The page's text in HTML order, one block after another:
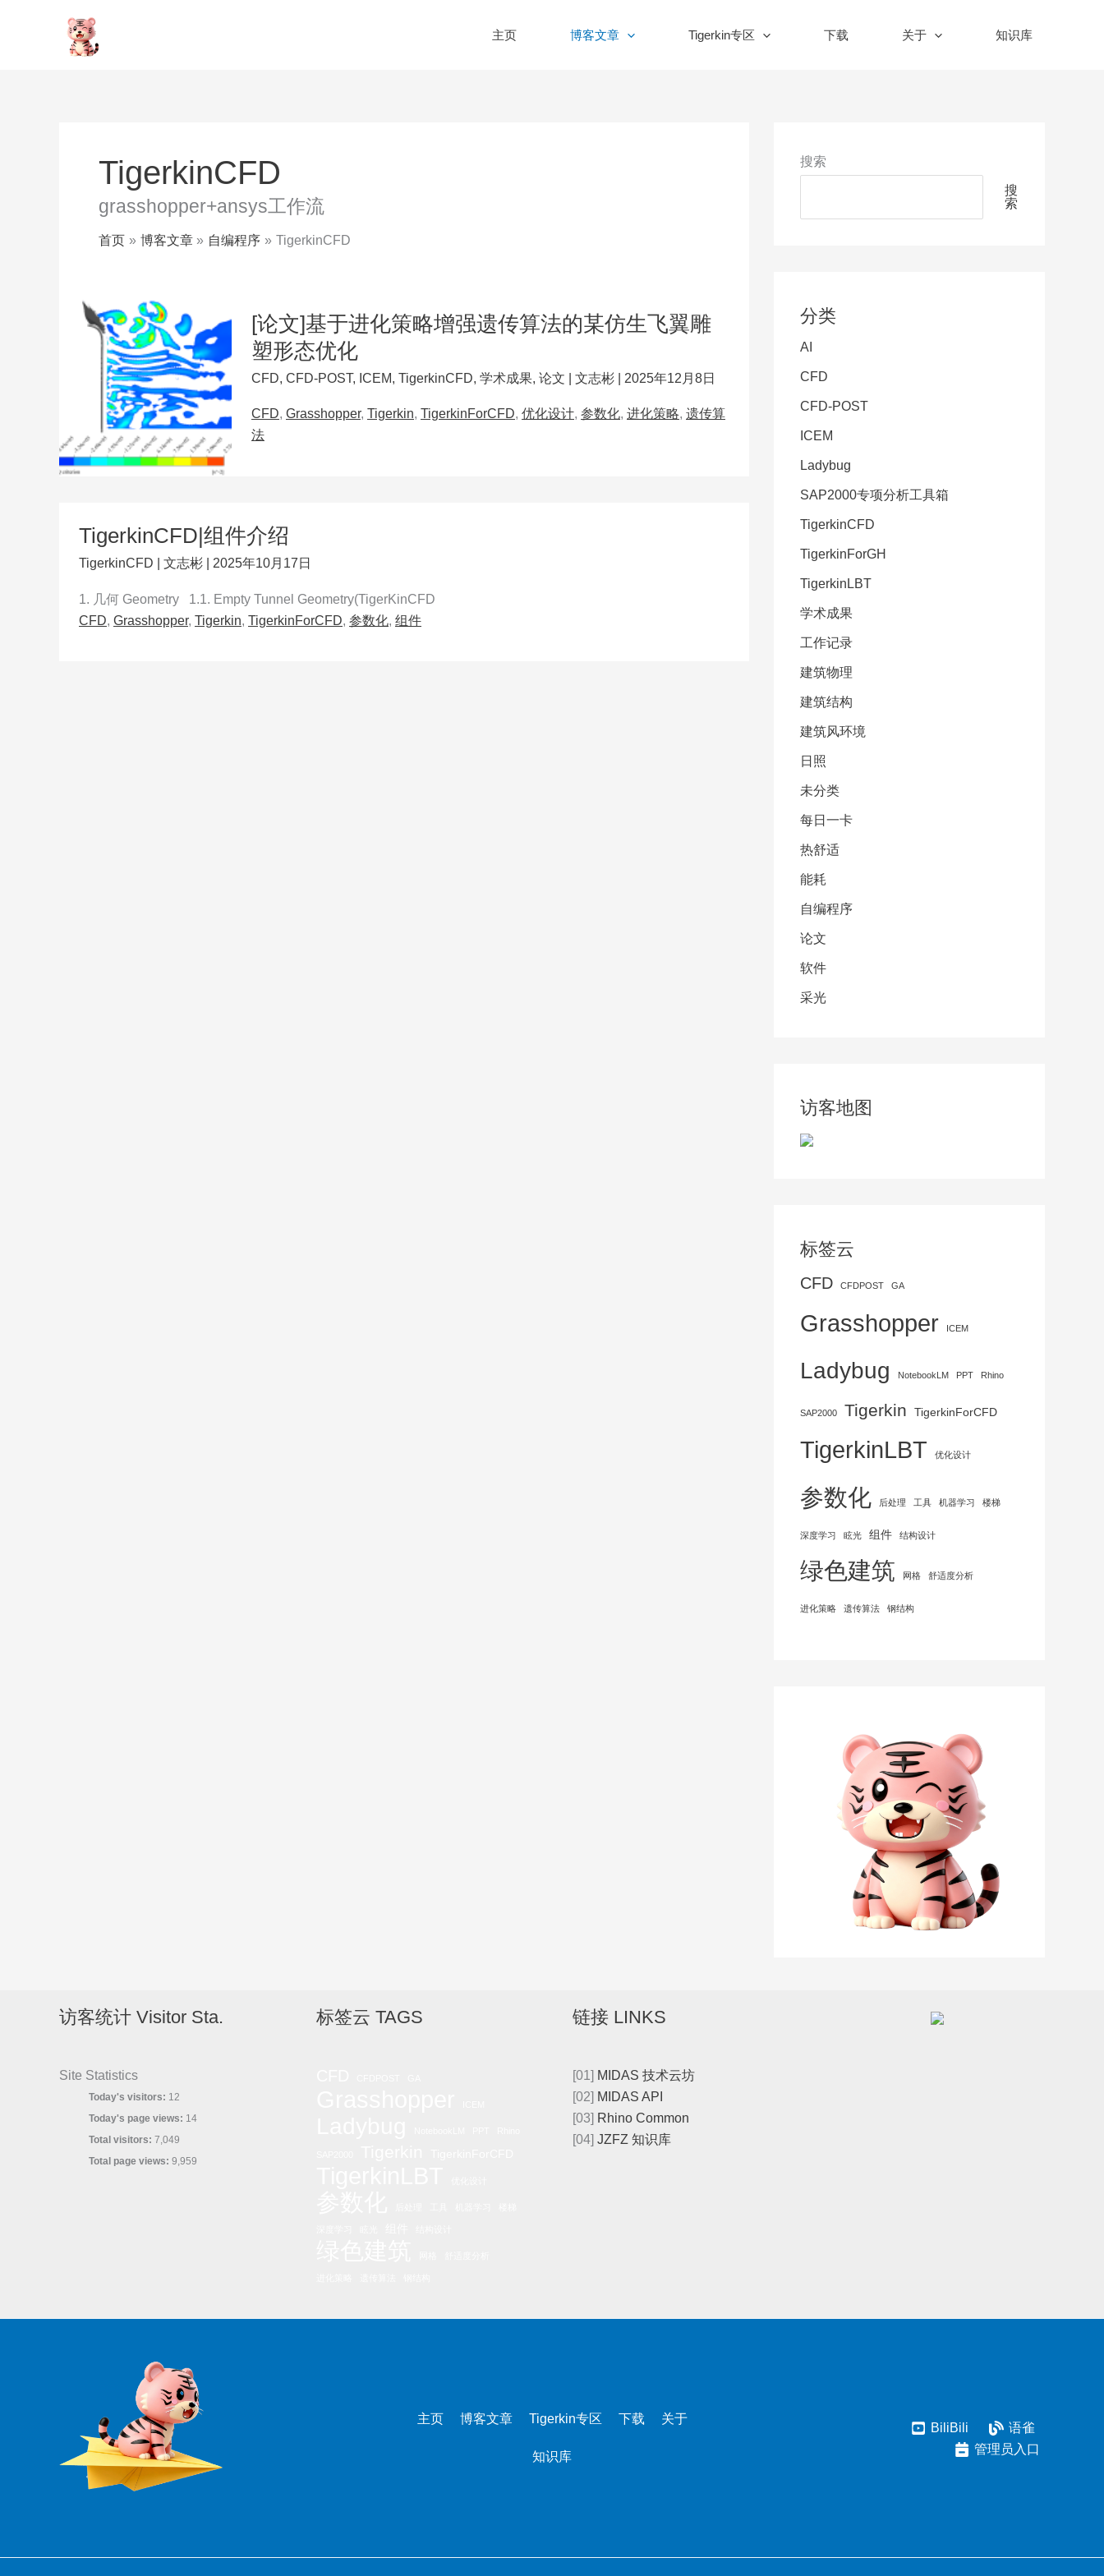
主页 博客文章 Tigerkin专区 下载 关于 知识库
TigerkinCFD
grasshopper+ansys工作流
首页 博客文章 自编程序 TigerkinCFD
[论文]基于进化策略增强遗传算法的某仿生飞翼雕
塑形态优化
CFD, CFD-POST, ICEM, TigerkinCFD, 学术成果, 论文 文志彬 2025年12月8日
CFD, Grasshopper, Tigerkin, TigerkinForCFD, 优化设计, 参数化, 进化策略, 遗传算
法
TigerkinCFD|组件介绍
TigerkinCFD 文志彬 2025年10月17日
1. 几何 Geometry 1.1. Empty Tunnel Geometry(TigerKinCFD
CFD, Grasshopper, Tigerkin, TigerkinForCFD, 参数化, 组件
搜索
搜
索
分类
AI
CFD
CFD-POST
ICEM
Ladybug
SAP2000专项分析工具箱
TigerkinCFD
TigerkinForGH
TigerkinLBT
学术成果
工作记录
建筑物理
建筑结构
建筑风环境
日照
未分类
每日一卡
热舒适
能耗
自编程序
论文
软件
采光
访客地图
标签云
CFD CFDPOST GA
Grasshopper ICEM
Ladybug NotebookLM PPT Rhino
SAP2000 Tigerkin TigerkinForCFD
TigerkinLBT 优化设计
参数化 后处理 工具 机器学习 楼梯
深度学习 眩光 组件 结构设计
绿色建筑 网格 舒适度分析
进化策略 遗传算法 钢结构
访客统计 Visitor Sta.
Site Statistics
Today's visitors: 12
Today's page views: 14
Total visitors: 7,049
Total page views: 9,959
标签云 TAGS 链接 LINKS
[01] MIDAS 技术云坊
[02] MIDAS API
[03] Rhino Common
[04] JZFZ 知识库
主页 博客文章 Tigerkin专区 下载 关于
知识库
BiliBili
语雀
管理员入口